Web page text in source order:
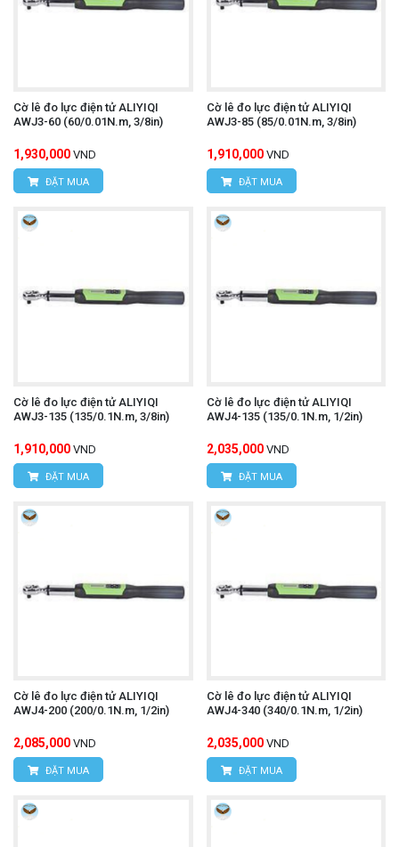
Cờ lê đo lực điện tử ALIYIQI
AWJ3-60 (60/0.01N.m, 3/8in)
1,930,000 VND
ĐẶT MUA
Cờ lê đo lực điện tử ALIYIQI
AWJ3-85 (85/0.01N.m, 3/8in)
1,910,000 VND
ĐẶT MUA
Cờ lê đo lực điện tử ALIYIQI
AWJ3-135 (135/0.1N.m, 3/8in)
1,910,000 VND
ĐẶT MUA
Cờ lê đo lực điện tử ALIYIQI
AWJ4-135 (135/0.1N.m, 1/2in)
2,035,000 VND
ĐẶT MUA
Cờ lê đo lực điện tử ALIYIQI
AWJ4-200 (200/0.1N.m, 1/2in)
2,085,000 VND
ĐẶT MUA
Cờ lê đo lực điện tử ALIYIQI
AWJ4-340 (340/0.1N.m, 1/2in)
2,035,000 VND
ĐẶT MUA